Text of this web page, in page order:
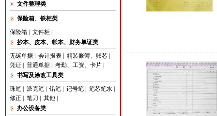
文件整理类
保险箱、铁柜类
保险箱| 文件柜|
抄本、皮本、帐本、财务单证类
无碳单据| 会计报表| 精装账簿、账芯|
凭证| 普通单据| 考勤、工资、卡片|
书写及涂改工具类
珠笔| 派克笔| 铅笔| 记号笔| 笔芯笔水|
修正
笔刀 其他|
办公设备类